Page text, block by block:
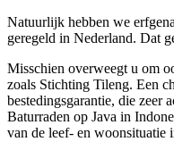
Natuurlijk hebben we
geregeld in Nederland. Dat
Misschien overweegt u om
zoals Stichting Tileng. Een
bestedingsgarantie, die zeer
Baturraden op Java in
van de leef- en woonsituatie